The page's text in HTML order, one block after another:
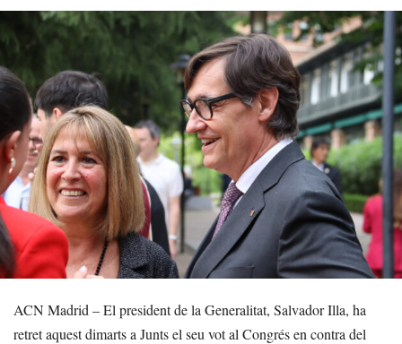
ACN Madrid – El president de la Generalitat, Salvador Illa, ha
retret aquest dimarts a Junts el seu vot al Congrés en contra del